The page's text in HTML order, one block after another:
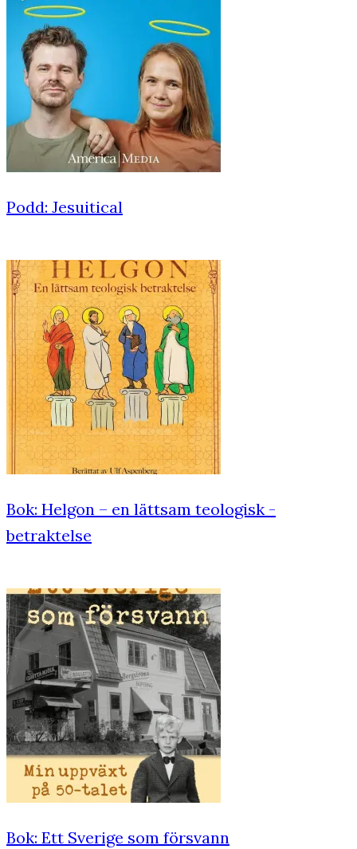
Podd: Jesuitical
Bok: Helgon – en lättsam teologisk ­
betraktelse
Bok: Ett Sverige som försvann